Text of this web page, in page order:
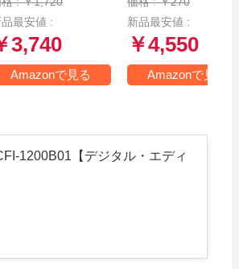
品最安値 :
3,740
Amazonで見る
新品最安値 :
￥4,550
Amazonで見る
1200B01【デジタル・エディ